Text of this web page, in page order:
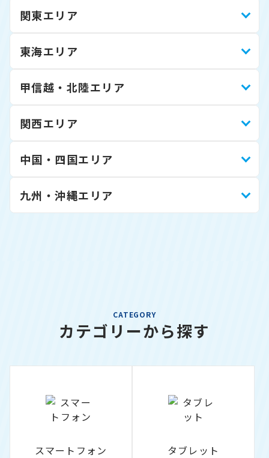
関東エリア
東海エリア
甲信越・北陸エリア
関西エリア
中国・四国エリア
九州・沖縄エリア
CATEGORY
カテゴリーから探す
スマートフォン タブレット